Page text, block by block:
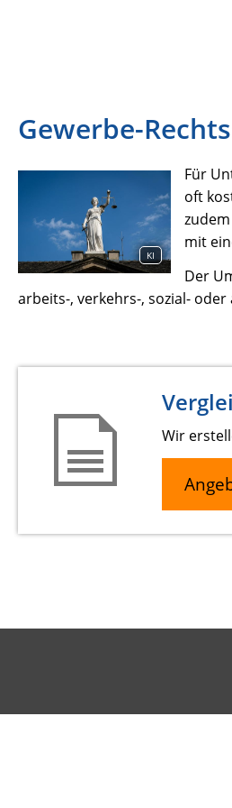
Gewerbe-
KI
Für
oft
mit
Der
arbeits-, verkehrs-, sozial-
Wir